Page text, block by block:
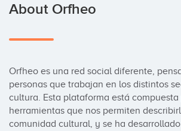
About Orfheo
Orfheo es una red social diferente,
personas que trabajan en los distintos
cultura. Esta plataforma está
herramientas que nos permiten
comunidad cultural, y se ha